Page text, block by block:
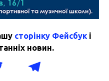
сторінку Фейсбук і
новин.